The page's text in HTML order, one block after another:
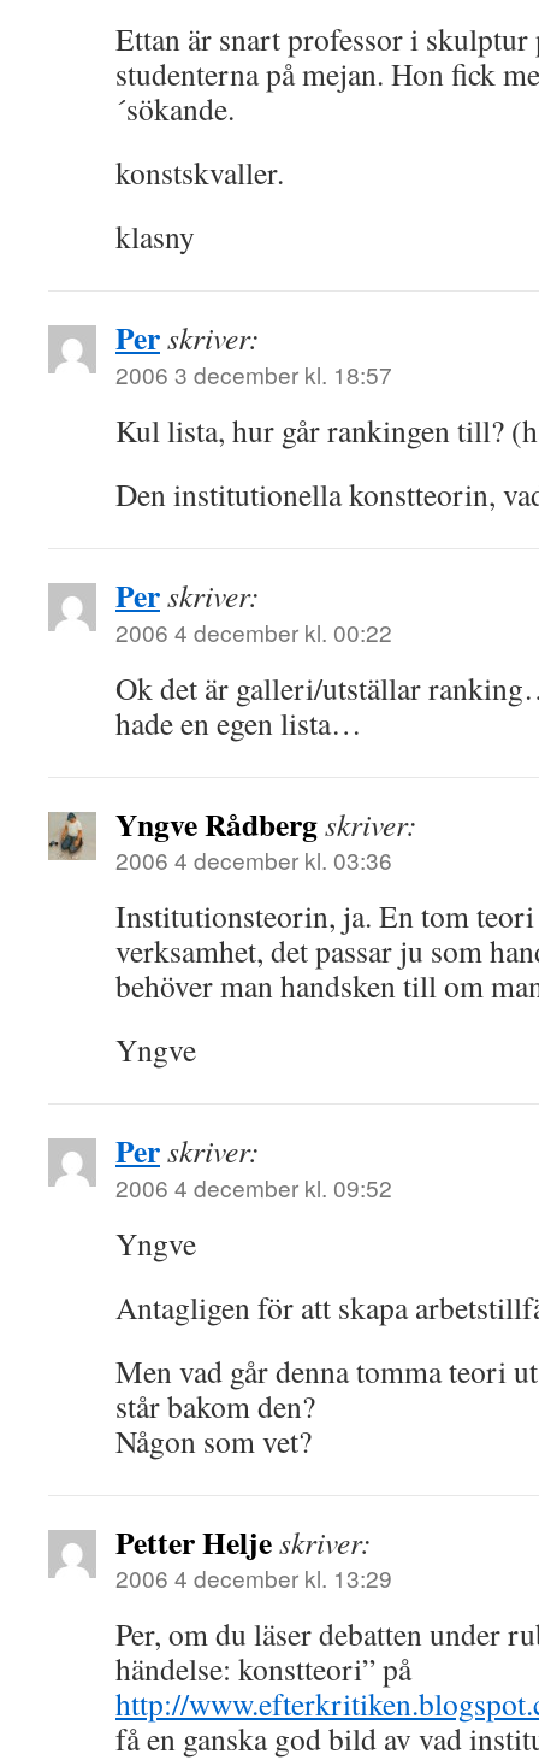
Ettan är snart professor i skulptur
studenterna på mejan. Hon fick
´sökande.
konstskvaller.
klasny
Perskriver:
2006 3 december kl. 18:57
Kul lista, hur går rankingen till?
Den institutionella konstteorin,
Perskriver:
2006 4 december kl. 00:22
Ok det är galleri/utställar
hade en egen lista…
Yngve Rådbergskriver:
2006 4 december kl. 03:36
Institutionsteorin, ja. En tom
verksamhet, det passar ju som
behöver man handsken till om
Yngve
Perskriver:
2006 4 december kl. 09:52
Yngve
Antagligen för att skapa
Men vad går denna tomma teori
står bakom den?
Någon som vet?
Petter Heljeskriver:
2006 4 december kl. 13:29
Per, om du läser debatten under
händelse: konstteori” på
http://
få en ganska god bild av vad